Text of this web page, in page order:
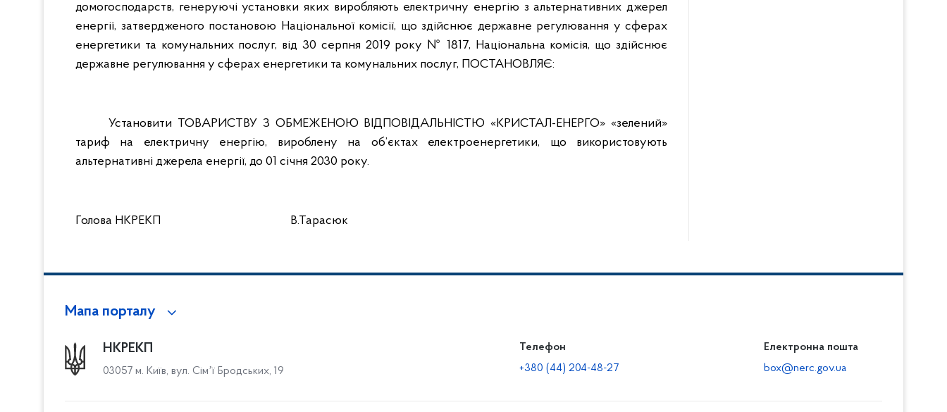
домогосподарств, генеруючі установки яких виробляють електричну енергію з альтернативних джерел
енергії, затвердженого постановою Національної комісії, що здійснює державне регулювання у сферах
енергетики та комунальних послуг, від 30 серпня 2019 року № 1817, Національна комісія, що здійснює
державне регулювання у сферах енергетики та комунальних послуг, ПОСТАНОВЛЯЄ:
Установити ТОВАРИСТВУ З ОБМЕЖЕНОЮ ВІДПОВІДАЛЬНІСТЮ «КРИСТАЛ-ЕНЕРГО» «зелений»
тариф на електричну енергію, вироблену на об’єктах електроенергетики, що використовують
альтернативні джерела енергії, до 01 січня 2030 року.
Голова НКРЕКП В.Тарасюк
Мапа порталу
НКРЕКП
03057 м. Київ, вул. Сімʼї Бродських, 19
Телефон
+380 (44) 204-48-27
Електронна пошта
box@nerc.gov.ua